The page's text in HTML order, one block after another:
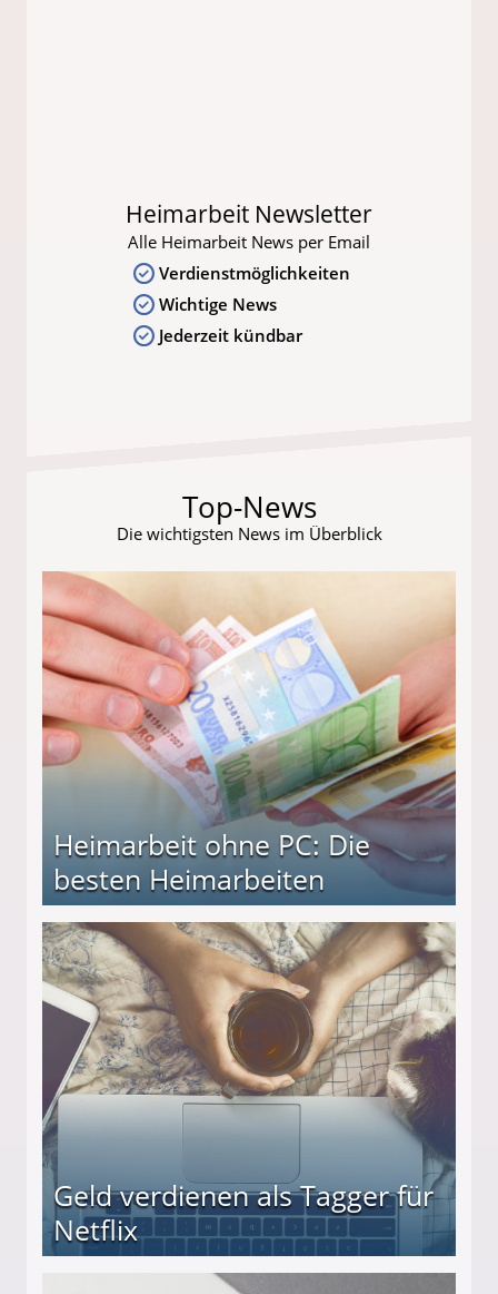
Heimarbeit Newsletter
Alle Heimarbeit News per Email
Verdienstmöglichkeiten
Wichtige News
Jederzeit kündbar
Top-News
Die wichtigsten News im Überblick
Heimarbeit ohne PC: Die
besten Heimarbeiten
Geld verdienen als Tagger für
Netflix